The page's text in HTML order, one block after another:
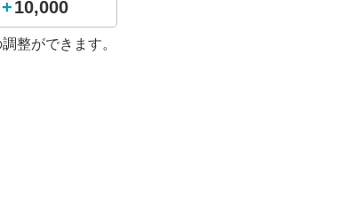
ます。生徒全員
+10,000
整ができます。